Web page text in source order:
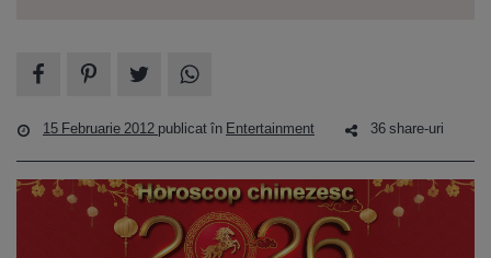
15 Februarie 2012 publicat în Entertainment 36 share-uri